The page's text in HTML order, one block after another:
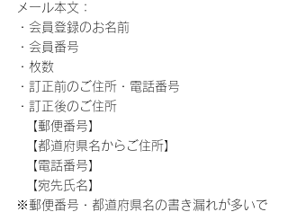
メール本文：
・会員登録のお名前
・会員番号
・枚数
・訂正前のご住所・電話番号
・訂正後のご住所
  【郵便番号】
  【都道府県名からご住所】
  【電話番号】
  【宛先氏名】
※郵便番号・都道府県名の書き漏れが多いで